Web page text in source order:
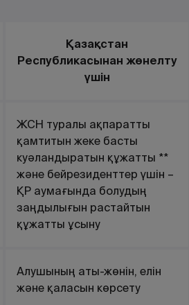
Қазақстан
Республикасынан жөнелту
үшін
ЖСН туралы ақпаратты
қамтитын жеке басты
куәландыратын құжатты **
және бейрезиденттер үшін –
ҚР аумағында болудың
заңдылығын растайтын
құжатты ұсыну
Алушының аты-жөнін, елін
және қаласын көрсету